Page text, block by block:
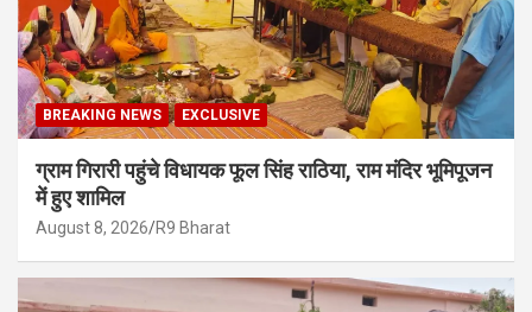
BREAKING NEWS EXCLUSIVE
ग्राम गिरारी पहुंचे विधायक फूल सिंह राठिया, राम मंदिर भूमिपूजन
में हुए शामिल
August 8, 2026 R9 Bharat